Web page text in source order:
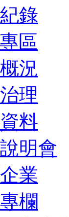
錄
區
況
理
料
明會
業
欄